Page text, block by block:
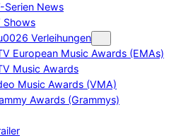
Serien News
Shows
Verleihungen
European Music Awards (EMAs)
Music Awards
Music Awards (VMA)
Awards (Grammys)